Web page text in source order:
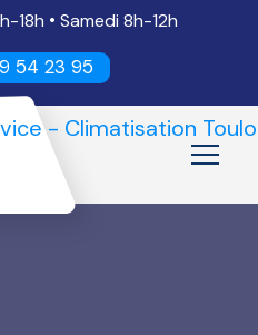
18h • Samedi 8h-12h
54 23 95